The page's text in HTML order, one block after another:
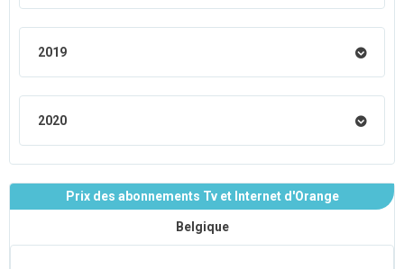
2019
2020
Prix des abonnements Tv et Internet d'Orange
Belgique